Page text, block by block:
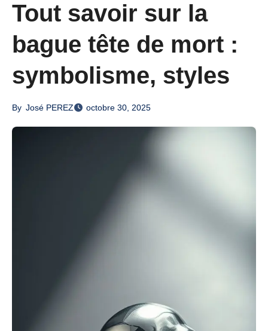
Tout savoir sur la
bague tête de mort :
symbolisme, styles
By José PEREZ octobre 30, 2025